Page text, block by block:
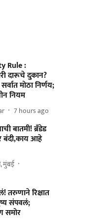
Rule :
दारूचे दुकान?
मोठा निर्णय;
नियम
7 hours ago
बातमी! ब्रँडेड
बंदी,काय आहे
मुंबई
तरुणाने रिक्षात
संपवलं;
समोर